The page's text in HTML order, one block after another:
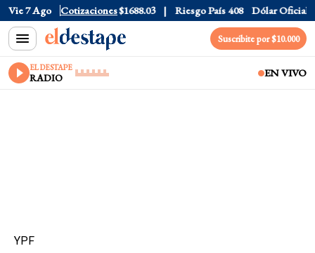
Vie 7 Ago Cotizaciones
$1577.3 Euro $1688.03 Riesgo País 408 Dólar Oficial
Suscribite por $10.000
EL DESTAPE
RADIO EN VIVO
YPF